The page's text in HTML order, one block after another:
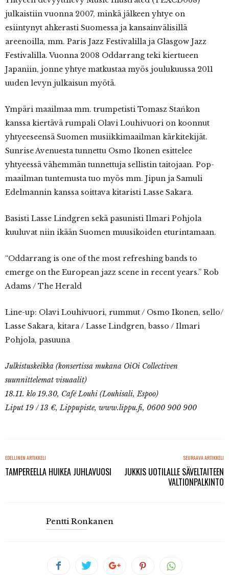
julkaistiin vuonna 2007, minkä jälkeen yhtye on
esiintynyt ahkerasti Suomessa ja kansainvälisillä
areenoilla, mm. Paris Jazz Festivalilla ja Glasgow Jazz
Festivalilla. Vuonna 2008 Oddarrang teki kiertueen
Japaniin, jonne yhtye matkustaa myös joulukuussa 2011
uuden levyn julkaisun myötä.
Ympäri maailmaa mm. trumpetisti Tomasz Stańkon
kanssa kiertävä rumpali Olavi Louhivuori on koonnut
yhtyeeseensä Suomen musiikkimaailman kärkitekijät.
Sunrise Avenuesta tunnettu Osmo Ikonen esittelee
yhtyeessä vähemmän tunnettuja sellistin taitojaan. Pop-
maailman tuntemusta tuo myös mm. Jipun ja Samuli
Edelmannin kanssa soittava kitaristi Lasse Sakara.
Basisti Lasse Lindgren sekä pasunisti Ilmari Pohjola
kuuluvat niin ikään Suomen muusikoiden eturintamaan.
“Oddarrang is one of the most refreshing bands to
emerge on the European jazz scene in recent years.” Rob
Adams / The Herald
Line-up: Olavi Louhivuori, rummut / Osmo Ikonen, sello/
Lasse Sakara, kitara / Lasse Lindgren, basso / Ilmari
Pohjola, pasuuna
Julkistuskeikka (konsertissa mukana OiOi Collectiven
suunnittelemat visuaalit)
18.11. klo 19.30, Café Louhi (Louhisali, Espoo)
Liput 19 / 13 €, Lippupiste, www.lippu.fi, 0600 900 900
EDELLINEN ARTIKKELI
TAMPEREELLA HUIKEA JUHLAVUOSI
SEURAAVA ARTIKKELI
JUKKIS UOTILALLE SÄVELTAITEEN
VALTIONPALKINTO
Pentti Ronkanen